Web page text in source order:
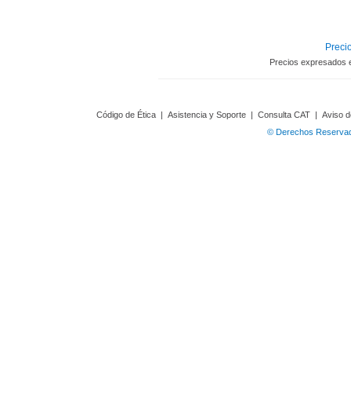
Precios expresados
Código de Ética | Asistencia y Soporte | Consulta CAT | Aviso
© Derechos